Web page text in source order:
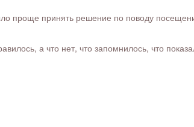
принять решение по поводу
а что нет, что запомнилось, что